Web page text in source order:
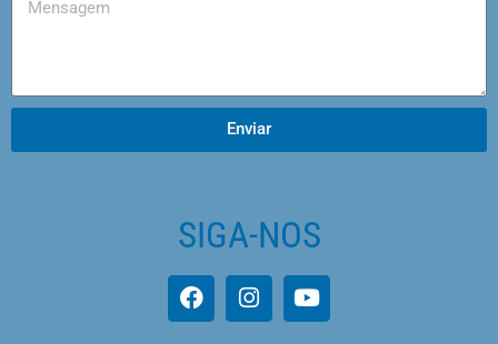
Enviar
SIGA-NOS